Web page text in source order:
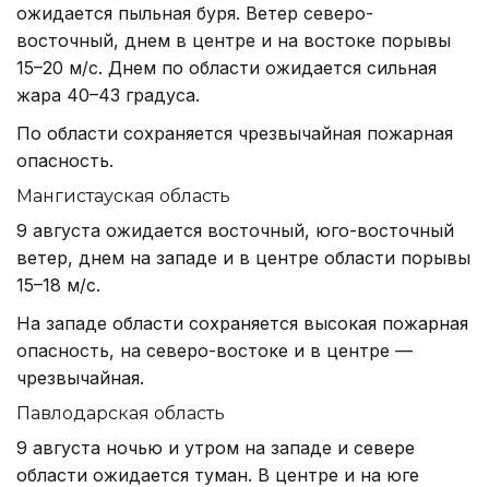
ожидается пыльная буря. Ветер северо-
восточный, днем в центре и на востоке порывы
15–20 м/с. Днем по области ожидается сильная
жара 40–43 градуса.
По области сохраняется чрезвычайная пожарная
опасность.
Мангистауская область
9 августа ожидается восточный, юго-восточный
ветер, днем на западе и в центре области порывы
15–18 м/с.
На западе области сохраняется высокая пожарная
опасность, на северо-востоке и в центре —
чрезвычайная.
Павлодарская область
9 августа ночью и утром на западе и севере
области ожидается туман. В центре и на юге